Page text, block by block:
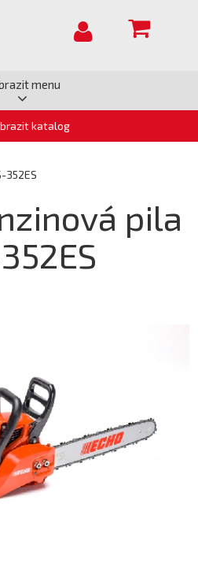
menu
katalog
352ES
pila